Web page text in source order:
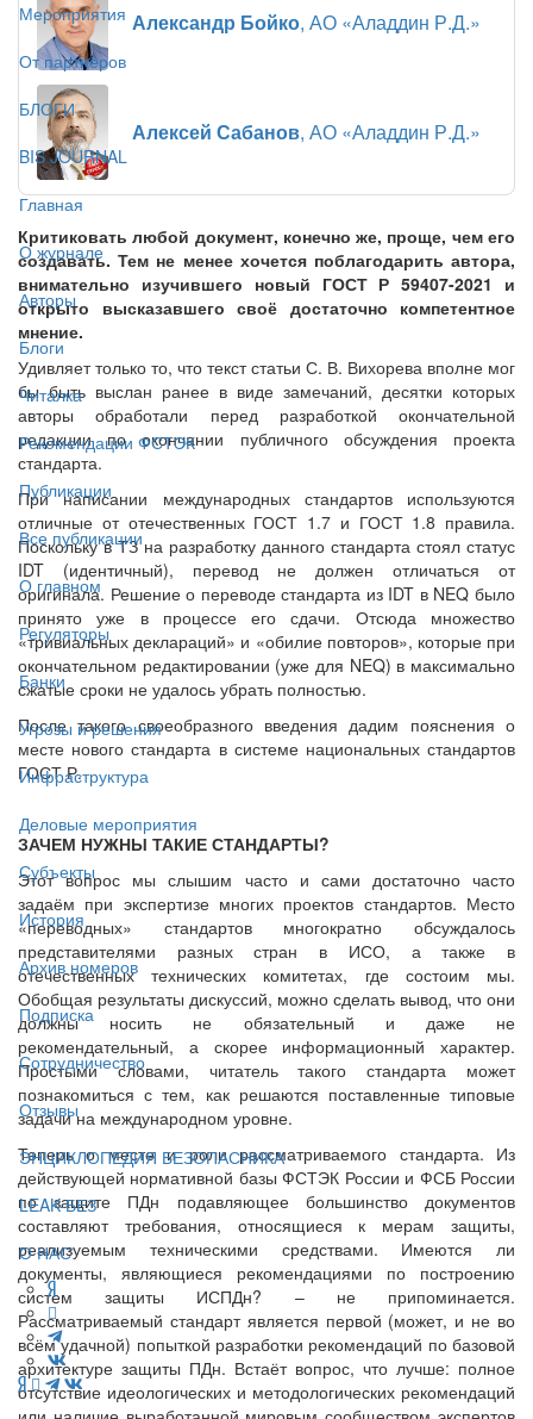
Мероприятия
От партнёров
БЛОГИ
BIS JOURNAL
Главная
О журнале
Авторы
Блоги
Читалка
Рекомендации ФСТЭК
Публикации
Все публикации
О главном
Регуляторы
Банки
Угрозы и решения
Инфраструктура
Деловые мероприятия
Субъекты
История
Архив номеров
Подписка
Сотрудничество
Отзывы
ЭНЦИКЛОПЕДИЯ БЕЗОПАСНИКА
LEAK-БЕЗ
О НАС
Александр Бойко, АО «Аладдин Р.Д.»
Алексей Сабанов, АО «Аладдин Р.Д.»
Критиковать любой документ, конечно же, проще, чем его
создавать. Тем не менее хочется поблагодарить автора,
внимательно изучившего новый ГОСТ Р 59407-2021 и
открыто высказавшего своё достаточно компетентное
мнение.
Удивляет только то, что текст статьи С. В. Вихорева вполне мог
бы быть выслан ранее в виде замечаний, десятки которых
авторы обработали перед разработкой окончательной
редакции по окончании публичного обсуждения проекта
стандарта.
При написании международных стандартов используются
отличные от отечественных ГОСТ 1.7 и ГОСТ 1.8 правила.
Поскольку в ТЗ на разработку данного стандарта стоял статус
IDT (идентичный), перевод не должен отличаться от
оригинала. Решение о переводе стандарта из IDT в NEQ было
принято уже в процессе его сдачи. Отсюда множество
«тривиальных деклараций» и «обилие повторов», которые при
окончательном редактировании (уже для NEQ) в максимально
сжатые сроки не удалось убрать полностью.
После такого своеобразного введения дадим пояснения о
месте нового стандарта в системе национальных стандартов
ГОСТ Р.
ЗАЧЕМ НУЖНЫ ТАКИЕ СТАНДАРТЫ?
Этот вопрос мы слышим часто и сами достаточно часто
задаём при экспертизе многих проектов стандартов. Место
«переводных» стандартов многократно обсуждалось
представителями разных стран в ИСО, а также в
отечественных технических комитетах, где состоим мы.
Обобщая результаты дискуссий, можно сделать вывод, что они
должны носить не обязательный и даже не
рекомендательный, а скорее информационный характер.
Простыми словами, читатель такого стандарта может
познакомиться с тем, как решаются поставленные типовые
задачи на международном уровне.
Теперь о месте и роли рассматриваемого стандарта. Из
действующей нормативной базы ФСТЭК России и ФСБ России
по защите ПДн подавляющее большинство документов
составляют требования, относящиеся к мерам защиты,
реализуемым техническими средствами. Имеются ли
документы, являющиеся рекомендациями по построению
систем защиты ИСПДн? – не припоминается.
Рассматриваемый стандарт является первой (может, и не во
всём удачной) попыткой разработки рекомендаций по базовой
архитектуре защиты ПДн. Встаёт вопрос, что лучше: полное
отсутствие идеологических и методологических рекомендаций